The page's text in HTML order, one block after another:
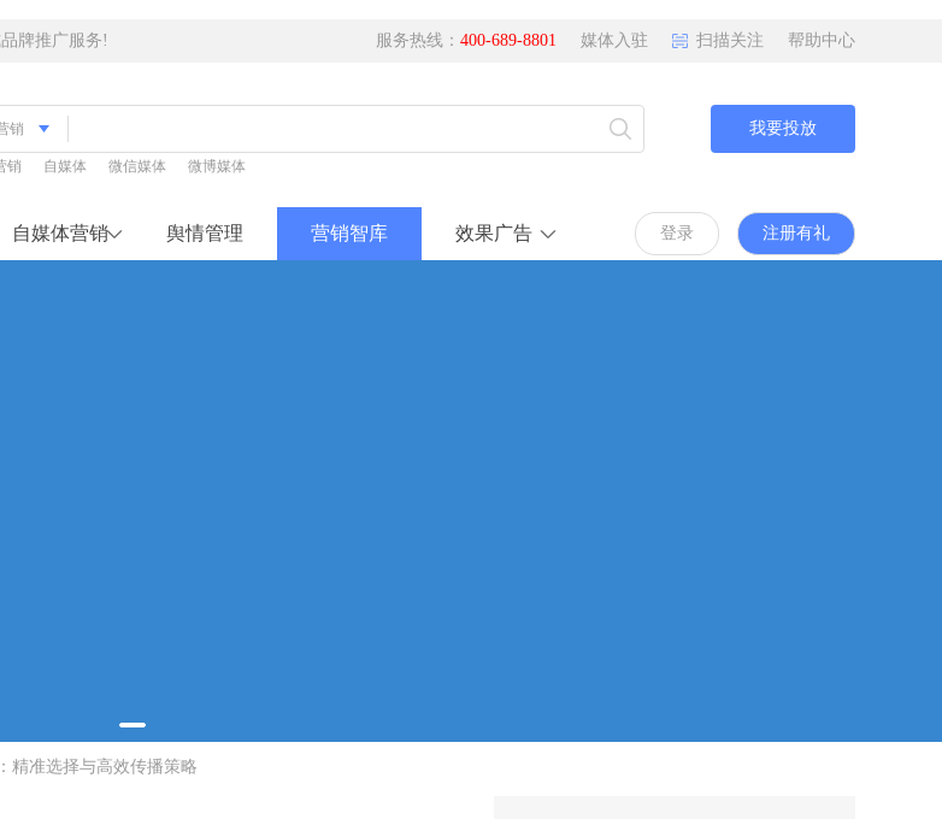
牌推广服务! 服务热线： 400-689-8801 媒体入驻 扫描关注 帮助中心
销 自媒体 微信媒体 微博媒体
我要投放
自媒体营销 舆情管理 营销智库 效果广告 登录 注册有礼
精准选择与高效传播策略